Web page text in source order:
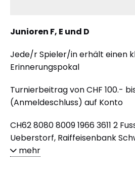
Junioren F, E und D
Jede/r Spieler/in erhält einen
Erinnerungspokal
Turnierbeitrag von CHF 100.-
(Anmeldeschluss) auf Konto
CH62 8080 8009 1966 3611 2
Ueberstorf, Raiffeisenbank
mehr